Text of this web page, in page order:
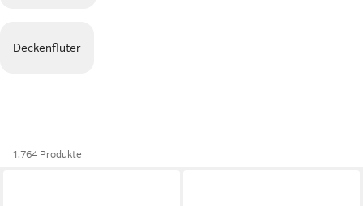
Deckenfluter
1.764 Produkte